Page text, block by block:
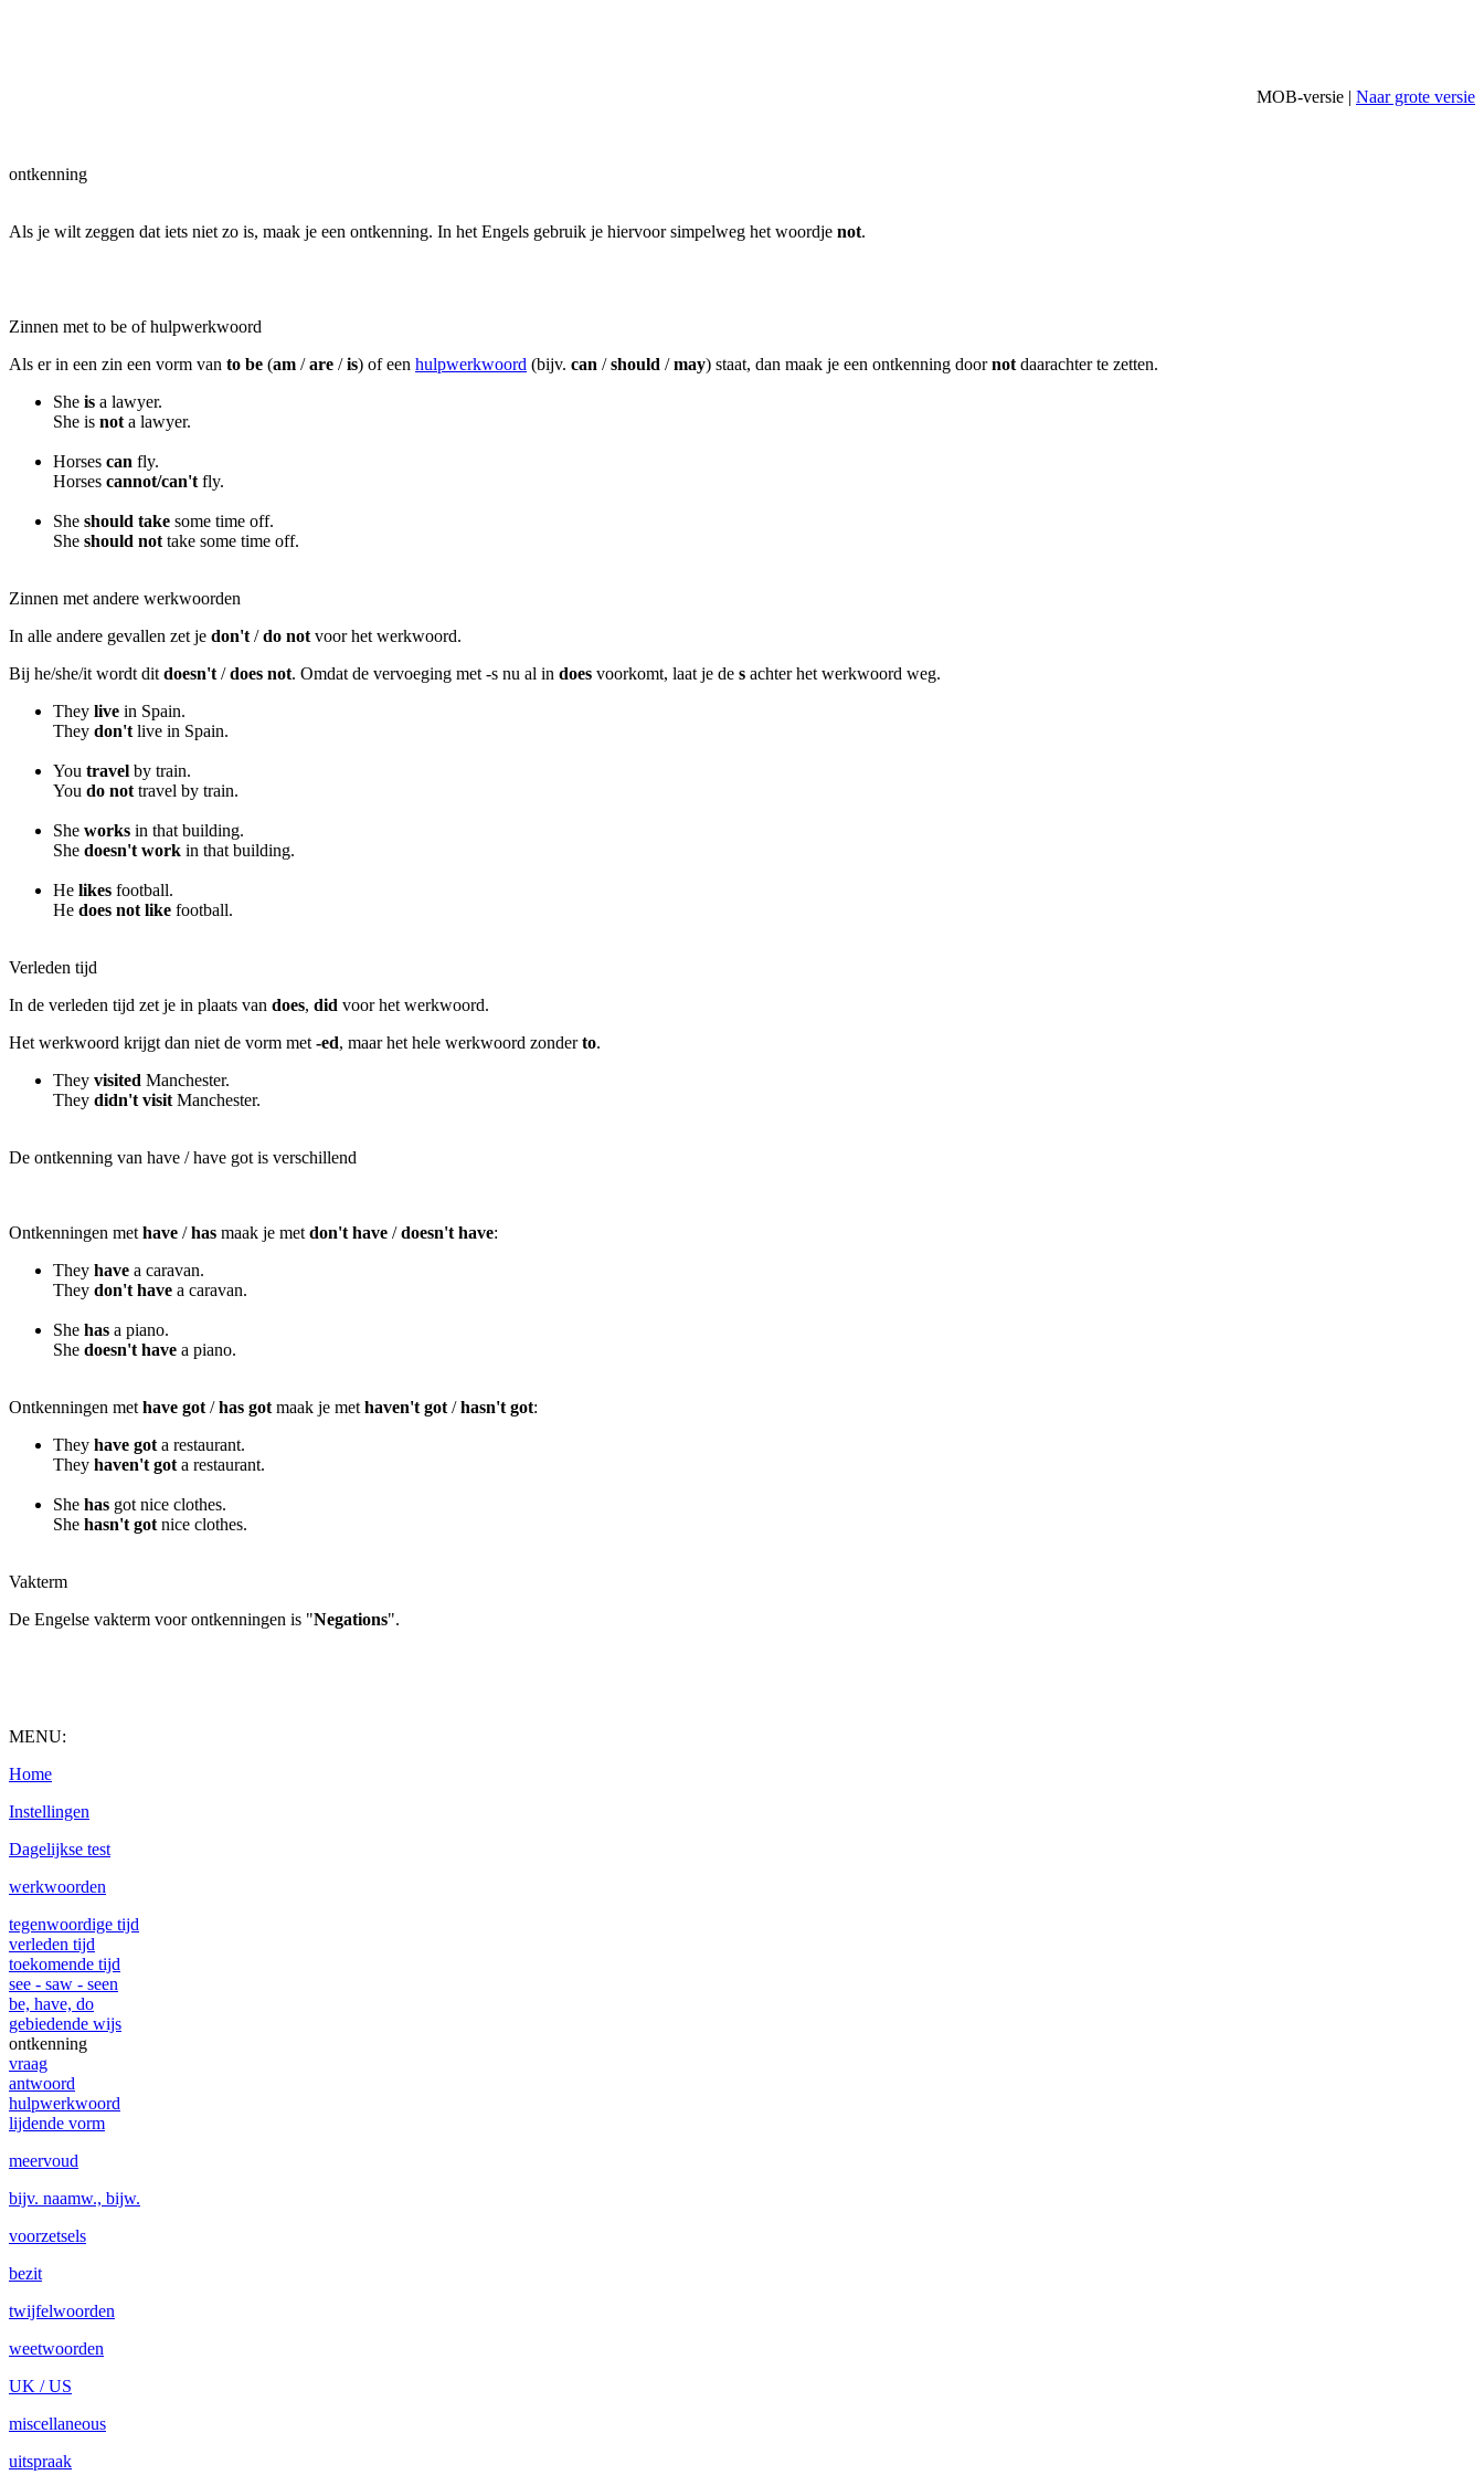
MOB-versie | Naar grote versie
ontkenning
Als je wilt zeggen dat iets niet zo is, maak je een ontkenning. In het Engels gebruik je hiervoor simpelweg het woordje not.
Zinnen met to be of hulpwerkwoord
Als er in een zin een vorm van to be (am /are /is) of een hulpwerkwoord (bijv. can /should /may) staat, dan maak je een ontkenning doornot daarachter te zetten.
She is a lawyer.
She is not a lawyer.
Horses can fly.
Horses cannot/can't fly.
She should take some time off.
She should not take some time off.
Zinnen met andere werkwoorden
In alle andere gevallen zet je don't /do not voor het werkwoord.
Bij he/she/it wordt dit doesn't /does not. Omdat de vervoeging met -s nu al in does voorkomt, laat je de s achter het werkwoord weg.
They live in Spain.
They don't live in Spain.
You travel by train.
You do not travel by train.
She works in that building.
She doesn't work in that building.
He likes football.
He does not like football.
Verleden tijd
In de verleden tijd zet je in plaats van does, did voor het werkwoord.
Het werkwoord krijgt dan niet de vorm met -ed, maar het hele werkwoord zonderto.
They visited Manchester.
They didn't visit Manchester.
De ontkenning van have / have got is verschillend
Ontkenningen met have /has maak je met don't have /doesn't have:
They have a caravan.
They don't have a caravan.
She has a piano.
She doesn't have a piano.
Ontkenningen met have got /has got maak je met haven't got /hasn't got:
They have got a restaurant.
They haven't got a restaurant.
She has got nice clothes.
She hasn't got nice clothes.
Vakterm
De Engelse vakterm voor ontkenningen is "Negations".
MENU:
Home
Instellingen
Dagelijkse test
werkwoorden
tegenwoordige tijd
verleden tijd
toekomende tijd
see - saw - seen
be, have, do
gebiedende wijs
ontkenning
vraag
antwoord
hulpwerkwoord
lijdende vorm
meervoud
bijv. naamw., bijw.
voorzetsels
bezit
twijfelwoorden
weetwoorden
UK / US
miscellaneous
uitspraak